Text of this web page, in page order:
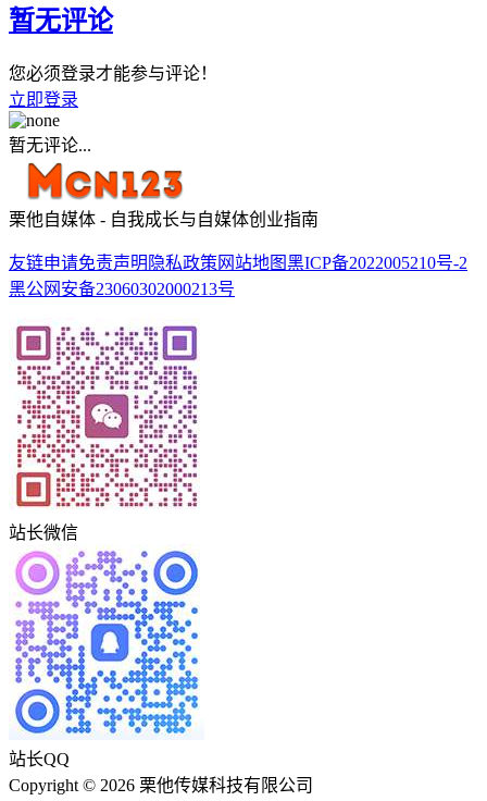
暂无评论
您必须登录才能参与评论！
立即登录
暂无评论...
栗他自媒体 - 自我成长与自媒体创业指南
友链申请免责声明 隐私政策 网站地图黑ICP备2022005210号-2
黑公网安备23060302000213号
站长微信
站长QQ
Copyright © 2026 栗他传媒科技有限公司